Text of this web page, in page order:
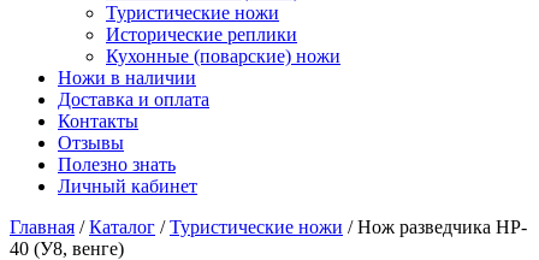
Туристические ножи
Исторические реплики
Кухонные (поварские) ножи
Ножи в наличии
Доставка и оплата
Контакты
Отзывы
Полезно знать
Личный кабинет
Главная /Каталог /Туристические ножи /Нож разведчика HP-
40 (У8, венге)